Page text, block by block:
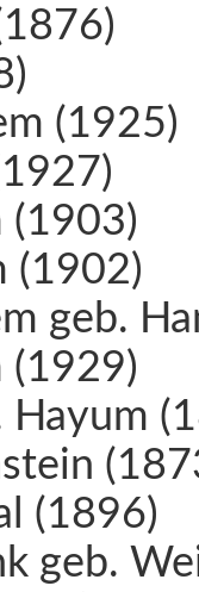
(1925)
(1903)
(1902)
geb.
(1929)
Hayum
(1896)
geb.